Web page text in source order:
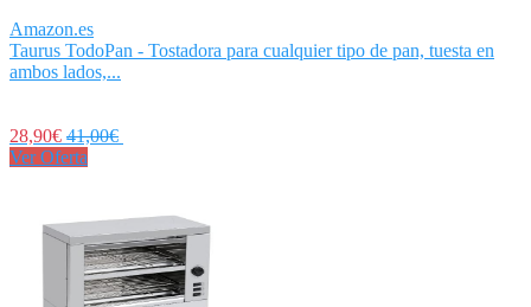
Amazon.es
Taurus TodoPan - Tostadora para cualquier tipo de pan, tuesta en
ambos lados,...
28,90€ 41,00€
Ver Oferta